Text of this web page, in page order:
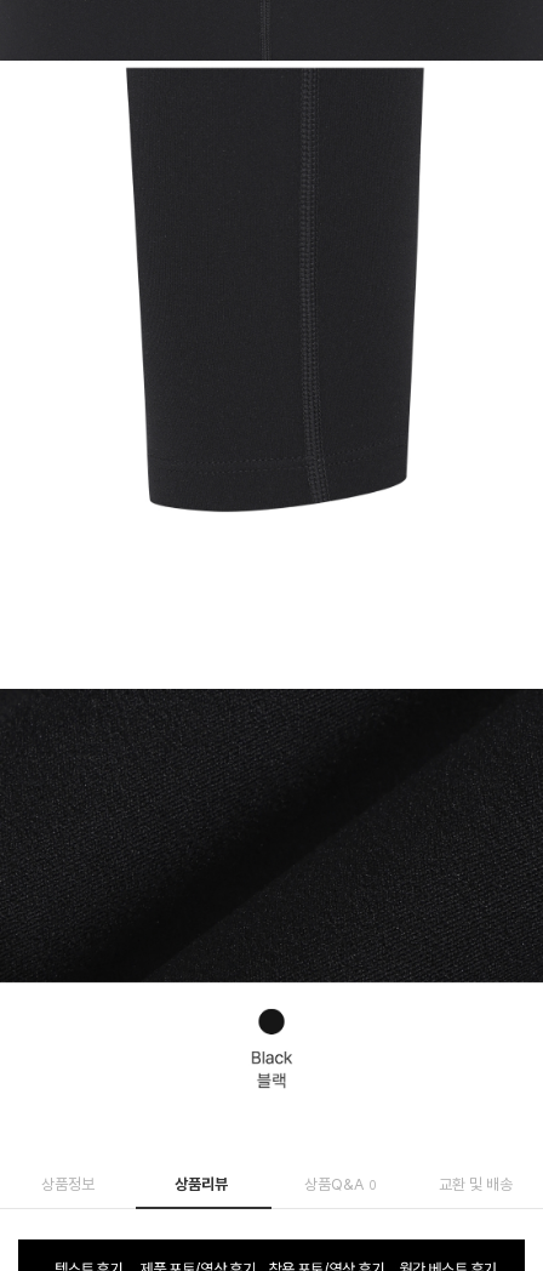
상품정보 상품리뷰 상품Q&A 0 교환 및 배송